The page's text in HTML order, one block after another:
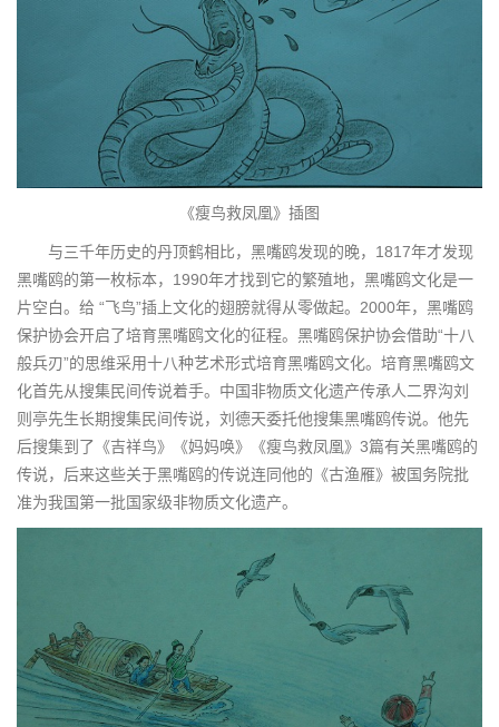
《瘦鸟救凤凰》插图
与三千年历史的丹顶鹤相比，黑嘴鸥发现的晚，1817年才发现
黑嘴鸥的第一枚标本，1990年才找到它的繁殖地，黑嘴鸥文化是一
片空白。给 “飞鸟”插上文化的翅膀就得从零做起。2000年，黑嘴鸥
保护协会开启了培育黑嘴鸥文化的征程。黑嘴鸥保护协会借助“十八
般兵刃”的思维采用十八种艺术形式培育黑嘴鸥文化。培育黑嘴鸥文
化首先从搜集民间传说着手。中国非物质文化遗产传承人二界沟刘
则亭先生长期搜集民间传说，刘德天委托他搜集黑嘴鸥传说。他先
后搜集到了《吉祥鸟》《妈妈唤》《瘦鸟救凤凰》3篇有关黑嘴鸥的
传说，后来这些关于黑嘴鸥的传说连同他的《古渔雁》被国务院批
准为我国第一批国家级非物质文化遗产。